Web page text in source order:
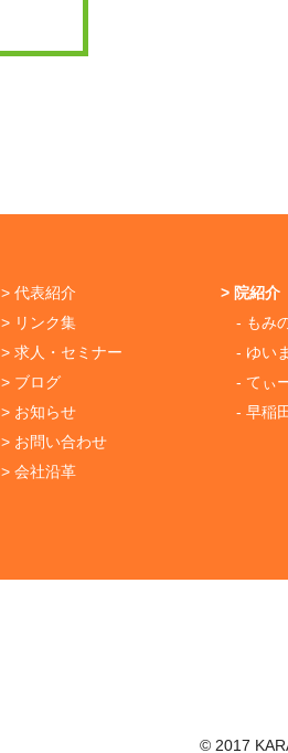
> 代表紹介
> リンク集
> 求人・セミナー
> ブログ
> お知らせ
> お問い合わせ
> 会社沿革
> 院紹介
- もみ
- ゆい
- てぃ
- 早稲
© 2017